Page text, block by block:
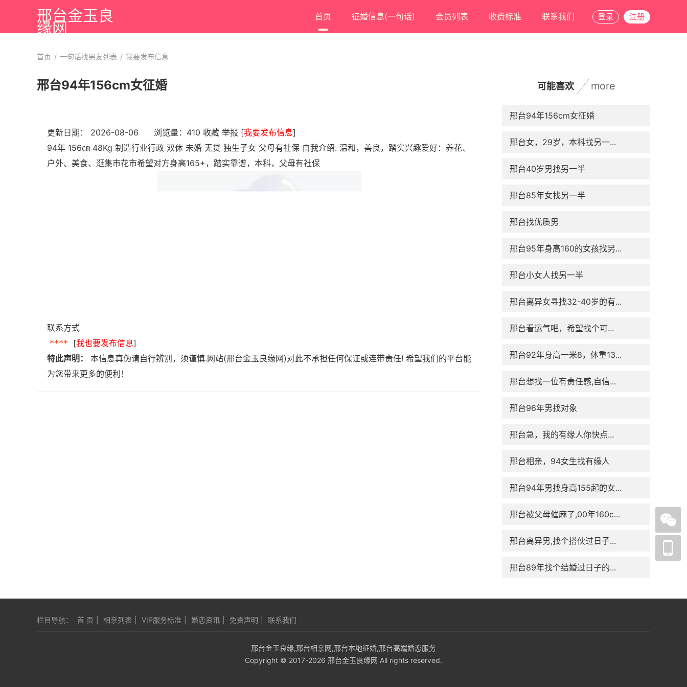
邢台金玉良
缘网
首页 征婚信息(一句话) 会员列表 收费标准 联系我们 登录 注册
首页 / 一句话找男友列表 / 我要发布信息
邢台94年156cm女征婚
更新日期： 2026-08-06 浏览量：410 收藏 举报 [我要发布信息]
94年 156㎝ 48Kg 制造行业行政 双休 未婚 无贷 独生子女 父母有社保 自我介绍: 温和，善良，踏实兴趣爱好：养花、
户外、美食、逛集市花市希望对方身高165+，踏实靠谱，本科，父母有社保
联系方式
****
[我也要发布信息]
特此声明：
本信息真伪请自行辨别，须谨慎.网站(邢台金玉良缘网)对此不承担任何保证或连带责任! 希望我们的平台能
为您带来更多的便利！
可能喜欢 more
邢台94年156cm女征婚
邢台女，29岁，本科找另一...
邢台40岁男找另一半
邢台85年女找另一半
邢台找优质男
邢台95年身高160的女孩找另...
邢台小女人找另一半
邢台离异女寻找32-40岁的有...
邢台看运气吧，希望找个可...
邢台92年身高一米8，体重13...
邢台想找一位有责任感,自信...
邢台96年男找对象
邢台急，我的有缘人你快点...
邢台相亲，94女生找有缘人
邢台94年男找身高155起的女...
邢台被父母催麻了,00年160c...
邢台离异男,找个搭伙过日子...
邢台89年找个结婚过日子的...
栏目导航： 首 页 相亲列表 VIP服务标准 婚恋资讯 免责声明 联系我们
邢台金玉良缘,邢台相亲网,邢台本地征婚,邢台高端婚恋服务
Copyright © 2017-2026 邢台金玉良缘网 All rights reserved.